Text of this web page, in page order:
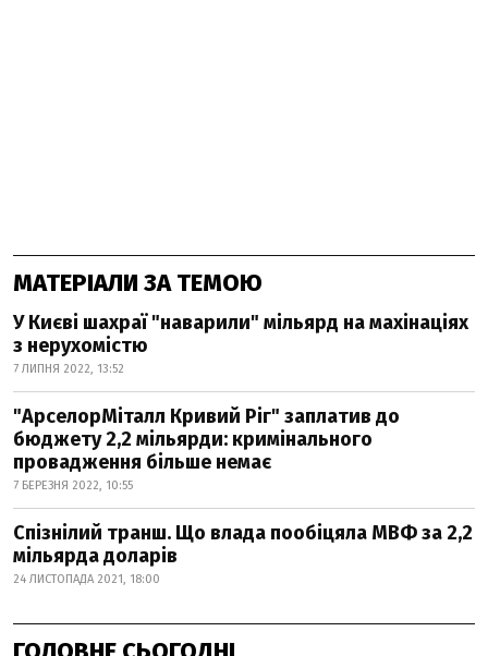
МАТЕРІАЛИ ЗА ТЕМОЮ
У Києві шахраї "наварили" мільярд на махінаціях
з нерухомістю
7 ЛИПНЯ 2022, 13:52
"АрселорМіталл Кривий Ріг" заплатив до
бюджету 2,2 мільярди: кримінального
провадження більше немає
7 БЕРЕЗНЯ 2022, 10:55
Спізнілий транш. Що влада пообіцяла МВФ за 2,2
мільярда доларів
24 ЛИСТОПАДА 2021, 18:00